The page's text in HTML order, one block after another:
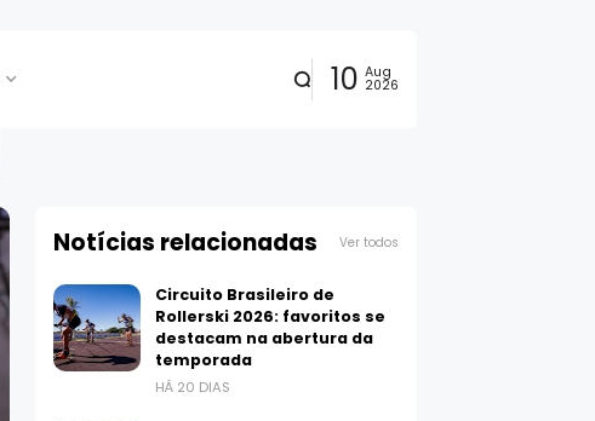
10 Aug
2026
Notícias relacionadas Ver todos
Circuito Brasileiro de
Rollerski 2026: favoritos se
destacam na abertura da
temporada
HÁ 20 DIAS